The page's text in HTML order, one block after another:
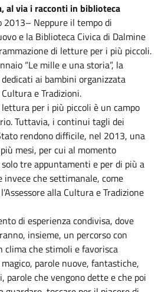
al via i racconti in biblioteca
2013– Neppure il tempo di
e la Biblioteca Civica di Dalmine
di letture per i più piccoli.
“Le mille e una storia”, la
ai bambini organizzata
e Tradizioni.
per i più piccoli è un campo
Tuttavia, i continui tagli dei
rendono difficile, nel 2013, una
mesi, per cui al momento
tre appuntamenti e per di più a
invece che settimanale, come
alla Cultura e Tradizione
di esperienza condivisa, dove
insieme, un percorso con
clima che stimoli e favorisca
magico, parole nuove, fantastiche,
parole che vengono dette e che poi